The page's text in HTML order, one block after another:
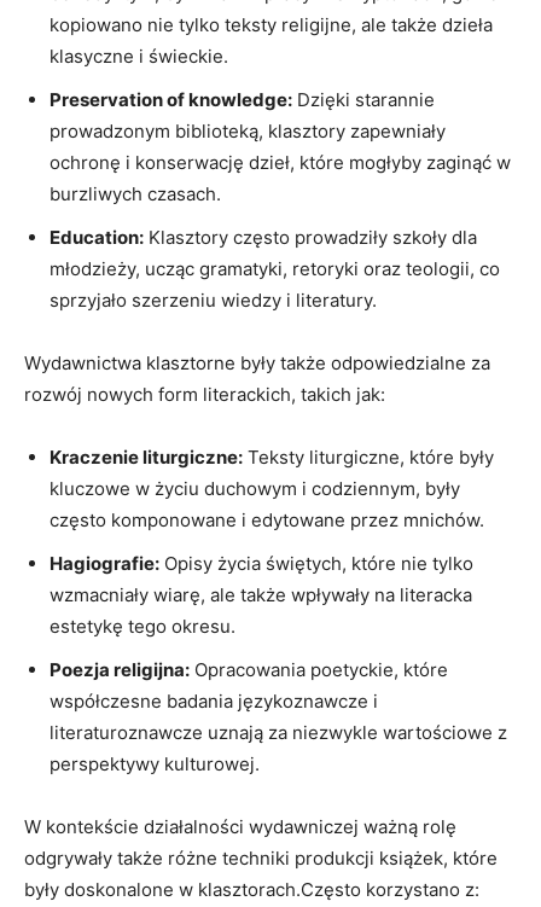
kopiowano nie tylko teksty religijne, ale także dzieła
klasyczne i świeckie.
Preservation of knowledge: Dzięki starannie
prowadzonym biblioteką, klasztory zapewniały
ochronę i konserwację dzieł, które mogłyby zaginąć w
burzliwych czasach.
Education: Klasztory często prowadziły szkoły dla
młodzieży, ucząc gramatyki, retoryki oraz teologii, co
sprzyjało szerzeniu wiedzy i literatury.
Wydawnictwa klasztorne były także odpowiedzialne za
rozwój nowych form literackich, takich jak:
Kraczenie liturgiczne: Teksty liturgiczne, które były
kluczowe w życiu duchowym i codziennym, były
często komponowane i edytowane przez mnichów.
Hagiografie: Opisy życia świętych, które nie tylko
wzmacniały wiarę, ale także wpływały na literacka
estetykę tego okresu.
Poezja religijna: Opracowania poetyckie, które
współczesne badania językoznawcze i
literaturoznawcze uznają za niezwykle wartościowe z
perspektywy kulturowej.
W kontekście działalności wydawniczej ważną rolę
odgrywały także różne techniki produkcji książek, które
były doskonalone w klasztorach.Często korzystano z: